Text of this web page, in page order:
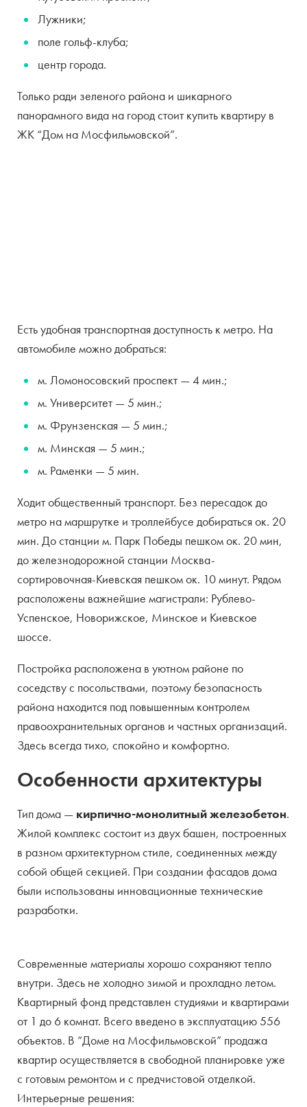
Лужники;
поле гольф-клуба;
центр города.
Только ради зеленого района и шикарного
панорамного вида на город стоит купить квартиру в
ЖК “Дом на Мосфильмовской”.
Есть удобная транспортная доступность к метро. На
автомобиле можно добраться:
м. Ломоносовский проспект — 4 мин.;
м. Университет — 5 мин.;
м. Фрунзенская — 5 мин.;
м. Минская — 5 мин.;
м. Раменки — 5 мин.
Ходит общественный транспорт. Без пересадок до
метро на маршрутке и троллейбусе добираться ок. 20
мин. До станции м. Парк Победы пешком ок. 20 мин,
до железнодорожной станции Москва-
сортировочная-Киевская пешком ок. 10 минут. Рядом
расположены важнейшие магистрали: Рублево-
Успенское, Новорижское, Минское и Киевское
шоссе.
Постройка расположена в уютном районе по
соседству с посольствами, поэтому безопасность
района находится под повышенным контролем
правоохранительных органов и частных организаций.
Здесь всегда тихо, спокойно и комфортно.
Особенности архитектуры
Тип дома — кирпично-монолитный железобетон.
Жилой комплекс состоит из двух башен, построенных
в разном архитектурном стиле, соединенных между
собой общей секцией. При создании фасадов дома
были использованы инновационные технические
разработки.
Современные материалы хорошо сохраняют тепло
внутри. Здесь не холодно зимой и прохладно летом.
Квартирный фонд представлен студиями и квартирами
от 1 до 6 комнат. Всего введено в эксплуатацию 556
объектов. В “Доме на Мосфильмовской” продажа
квартир осуществляется в свободной планировке уже
с готовым ремонтом и с предчистовой отделкой.
Интерьерные решения: